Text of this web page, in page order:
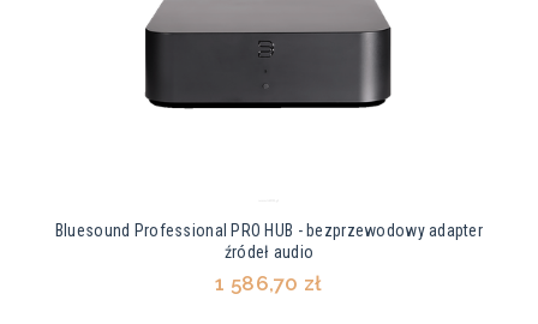
Bluesound Professional PRO HUB - bezprzewodowy adapter
źródeł audio
1 586,70 zł